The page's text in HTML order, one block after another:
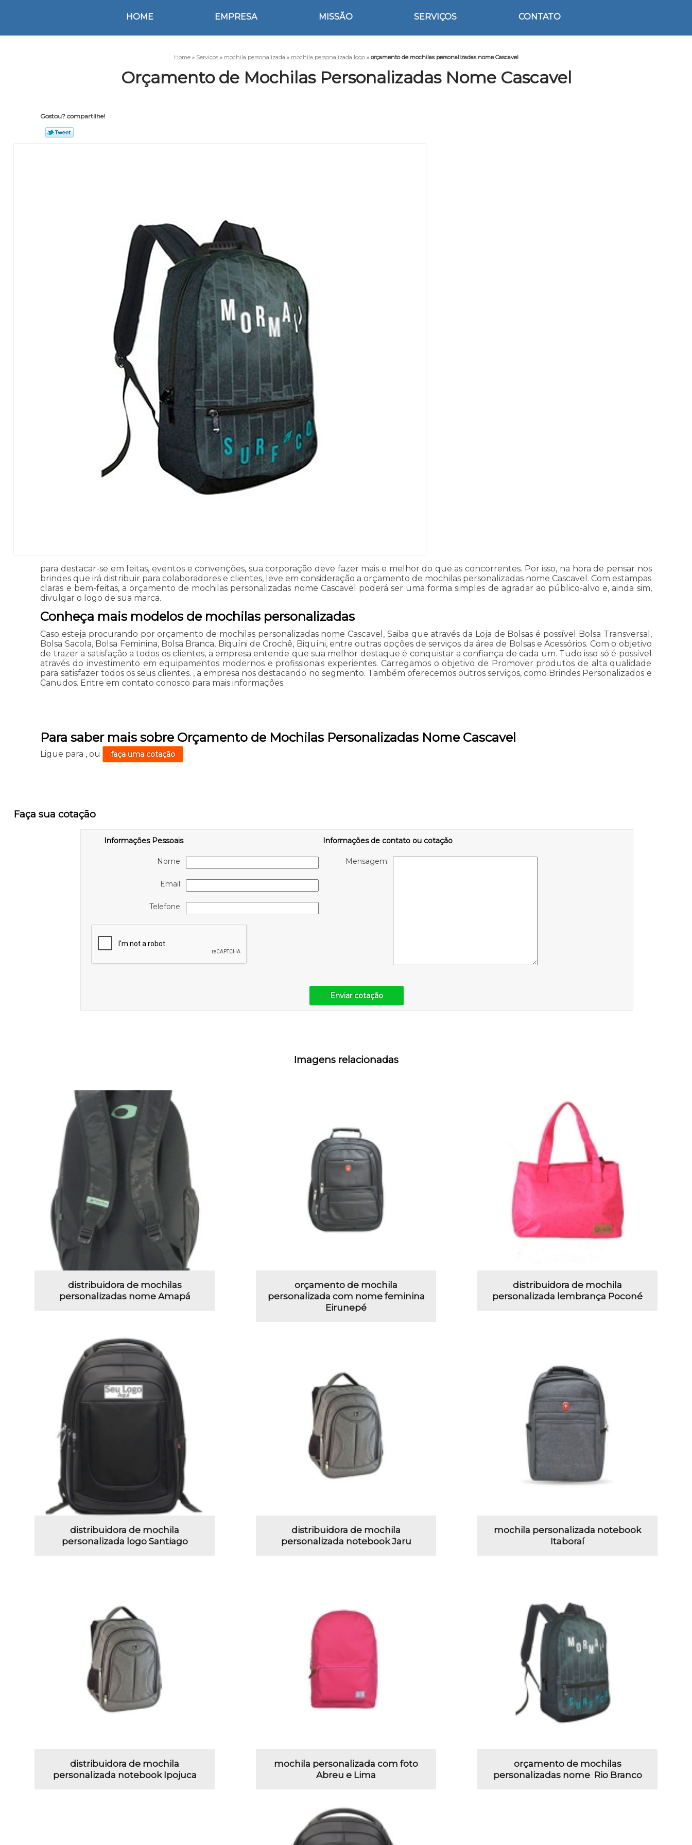
HOME EMPRESA MISSÃO SERVIÇOS CONTATO
Home » Serviços » mochila personalizada » mochila personalizada logo » orçamento de mochilas personalizadas nome Cascavel
Orçamento de Mochilas Personalizadas Nome Cascavel
Gostou? compartilhe!
para destacar-se em feitas, eventos e convenções, sua corporação deve fazer mais e melhor do que as concorrentes. Por isso, na hora de pensar nos
brindes que irá distribuir para colaboradores e clientes, leve em consideração a orçamento de mochilas personalizadas nome Cascavel. Com estampas
claras e bem-feitas, a orçamento de mochilas personalizadas nome Cascavel poderá ser uma forma simples de agradar ao público-alvo e, ainda sim,
divulgar o logo de sua marca.
Conheça mais modelos de mochilas personalizadas
Caso esteja procurando por orçamento de mochilas personalizadas nome Cascavel, Saiba que através da Loja de Bolsas é possível Bolsa Transversal,
Bolsa Sacola, Bolsa Feminina, Bolsa Branca, Biquíni de Crochê, Biquíni, entre outras opções de serviços da área de Bolsas e Acessórios. Com o objetivo
de trazer a satisfação a todos os clientes, a empresa entende que sua melhor destaque é conquistar a confiança de cada um. Tudo isso só é possível
através do investimento em equipamentos modernos e profissionais experientes. Carregamos o objetivo de Promover produtos de alta qualidade
para satisfazer todos os seus clientes. , a empresa nos destacando no segmento. Também oferecemos outros serviços, como Brindes Personalizados e
Canudos. Entre em contato conosco para mais informações.
Para saber mais sobre Orçamento de Mochilas Personalizadas Nome Cascavel
Ligue para ,ou faça uma cotação
Faça sua cotação
Informações Pessoais
Nome:
Email:
Telefone:
Informações de contato ou cotação
Mensagem:
Enviar cotação
Imagens relacionadas
distribuidora de mochilas
personalizadas nome Amapá
orçamento de mochila
personalizada com nome feminina
Eirunepé
distribuidora de mochila
personalizada lembrança Poconé
distribuidora de mochila
personalizada logo Santiago
distribuidora de mochila
personalizada notebook Jaru
mochila personalizada notebook
Itaboraí
distribuidora de mochila
personalizada notebook Ipojuca
mochila personalizada com foto
Abreu e Lima
orçamento de mochilas
personalizadas nome Rio Branco